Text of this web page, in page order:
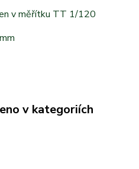
v měřítku TT 1/120
v kategoriích